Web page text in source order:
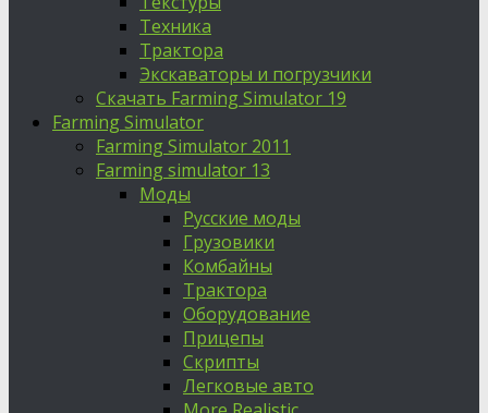
Техника
Трактора
Экскаваторы и погрузчики
Скачать Farming Simulator 19
Farming Simulator
Farming Simulator 2011
Farming simulator 13
Моды
Русские моды
Грузовики
Комбайны
Трактора
Оборудование
Прицепы
Скрипты
Легковые авто